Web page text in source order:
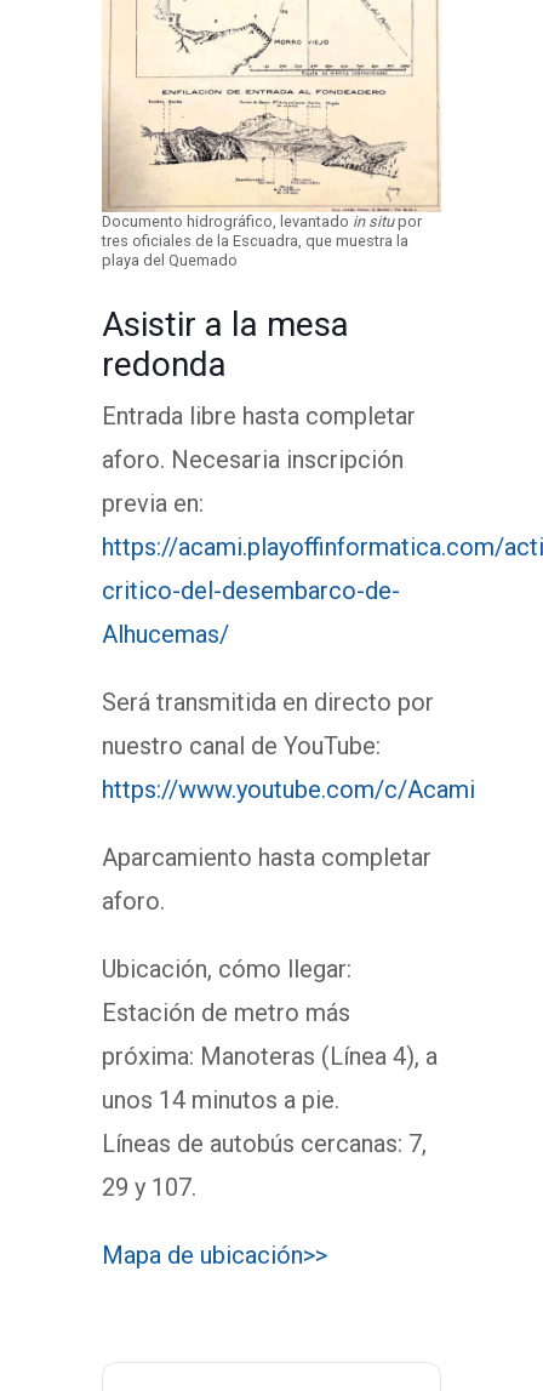
Documento hidrográfico, levantado in situpor
tres oficiales de la Escuadra, que muestra la
playa del Quemado
Asistir a la mesa
redonda
Entrada libre hasta completar
aforo. Necesaria inscripción
previa en:
https://acami.playoffinformatica.com/
critico-del-desembarco-de-
Alhucemas/
Será transmitida en directo por
nuestro canal de YouTube:
https://www.youtube.com/c/Acami
Aparcamiento hasta completar
aforo.
Ubicación, cómo llegar:
Estación de metro más
próxima: Manoteras (Línea 4), a
unos 14 minutos a pie.
Líneas de autobús cercanas: 7,
29 y 107.
Mapa de ubicación>>